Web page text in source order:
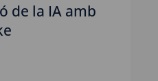
de la IA amb